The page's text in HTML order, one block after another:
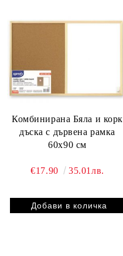
Комбинирана Бяла и корк
дъска с дървена рамка
60х90 см
€17.90 35.01лв.